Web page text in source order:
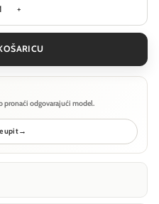
Stolna lampa Maytoni Splash -
pronaći odgovarajući model.
upit→